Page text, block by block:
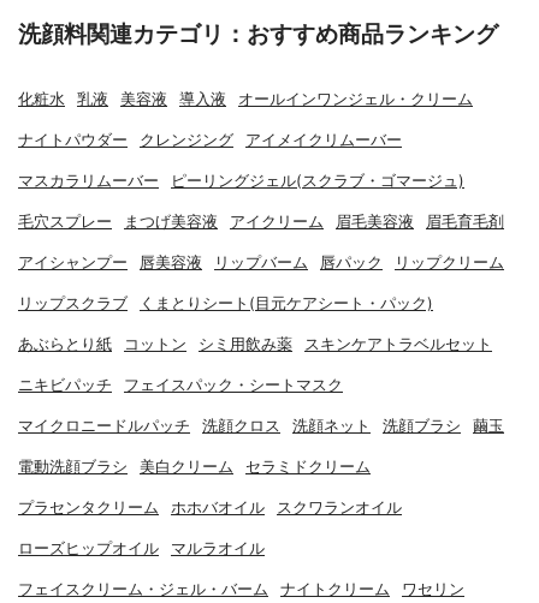
洗顔料関連カテゴリ：おすすめ商品ランキング
化粧水 乳液 美容液 導入液 オールインワンジェル・クリーム
ナイトパウダー クレンジング アイメイクリムーバー
マスカラリムーバー ピーリングジェル(スクラブ・ゴマージュ)
毛穴スプレー まつげ美容液 アイクリーム 眉毛美容液 眉毛育毛剤
アイシャンプー 唇美容液 リップバーム 唇パック リップクリーム
リップスクラブ くまとりシート(目元ケアシート・パック)
あぶらとり紙 コットン シミ用飲み薬 スキンケアトラベルセット
ニキビパッチ フェイスパック・シートマスク
マイクロニードルパッチ 洗顔クロス 洗顔ネット 洗顔ブラシ 繭玉
電動洗顔ブラシ 美白クリーム セラミドクリーム
プラセンタクリーム ホホバオイル スクワランオイル
ローズヒップオイル マルラオイル
フェイスクリーム・ジェル・バーム ナイトクリーム ワセリン